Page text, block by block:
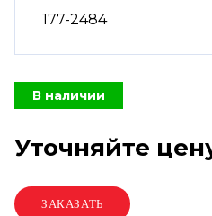
177-2484
В наличии
Уточняйте